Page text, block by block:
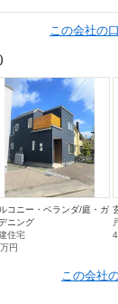
この会社の
コニー・ベランダ/庭・ガ
ニング
住宅
円
この会社